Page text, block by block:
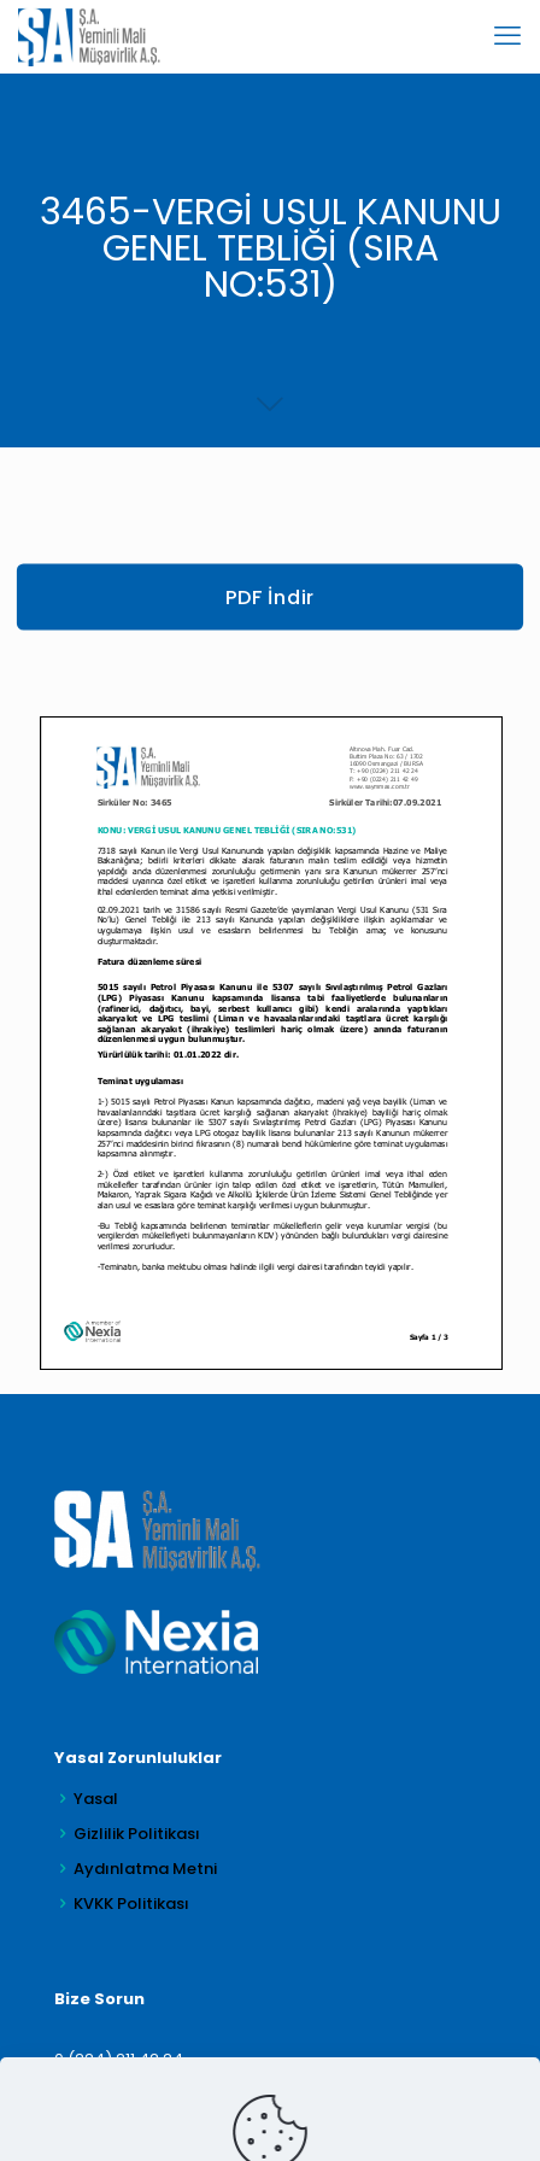
3465-VERGİ USUL KANUNU
GENEL TEBLİĞİ (SIRA
NO:531)
PDF İndir
Yasal Zorunluluklar
Yasal
Gizlilik Politikası
Aydınlatma Metni
KVKK Politikası
Bize Sorun
0 (224) 211 42 24